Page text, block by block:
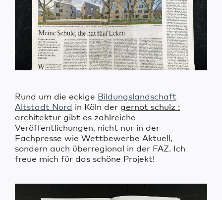
Rund um die eckige Bildungslandschaft
Altstadt Nord in Köln der gernot schulz :
architektur gibt es zahlreiche
Veröffentlichungen, nicht nur in der
Fachpresse wie Wettbewerbe Aktuell,
sondern auch überregional in der FAZ. Ich
freue mich für das schöne Projekt!